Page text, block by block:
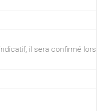
il sera confirmé